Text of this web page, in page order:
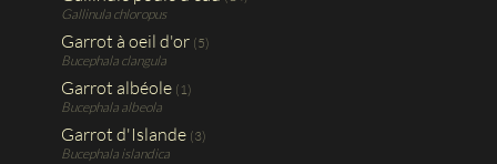
Gallinula chloropus
Garrot à oeil d'or (5)
Bucephala clangula
Garrot albéole (1)
Bucephala albeola
Garrot d'Islande (3)
Bucephala islandica